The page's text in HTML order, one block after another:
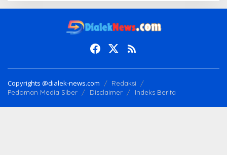
Copyrights @dialek-news.com
Redaksi
Pedoman Media Siber
Disclaimer Indeks Berita